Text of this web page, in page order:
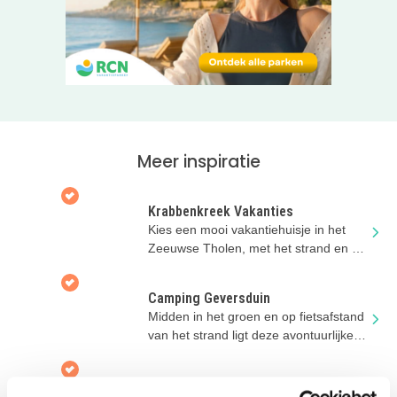
Klik door naar de website van Port Zélande om meer te
lezen over alle gave activiteiten op dit vakantiepark. Check
op de site meteen de beschikbaarheid en plan die leuke
familievakantie!
Meer inspiratie
Krabbenkreek Vakanties
Kies een mooi vakantiehuisje in het
Zeeuwse Tholen, met het strand en de
Camping Geversduin
Midden in het groen en op fietsafstand
van het strand ligt deze avontuurlijke